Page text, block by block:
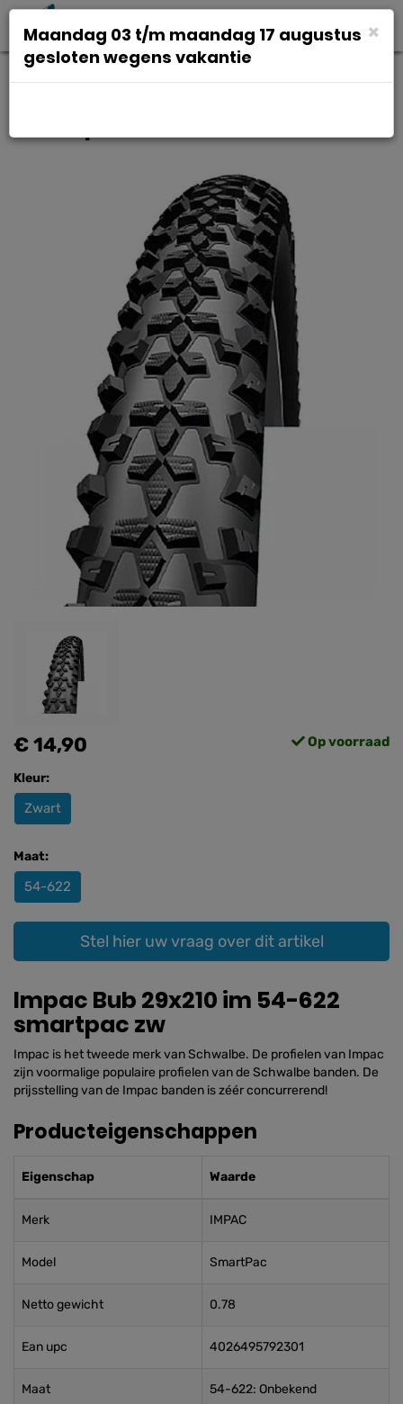
€ 14,90 Op voorraad
Kleur:
Zwart
Maat:
54-622
Stel hier uw vraag over dit artikel
Impac Bub 29x210 im 54-622
smartpac zw
Impac is het tweede merk van Schwalbe. De profielen van Impac
zijn voormalige populaire profielen van de Schwalbe banden. De
prijsstelling van de Impac banden is zéér concurrerend!
Producteigenschappen
Eigenschap Waarde
Merk IMPAC
Model SmartPac
Netto gewicht 0.78
Ean upc 4026495792301
Maat 54-622: Onbekend
×
Maandag 03 t/m maandag 17 augustus
gesloten wegens vakantie